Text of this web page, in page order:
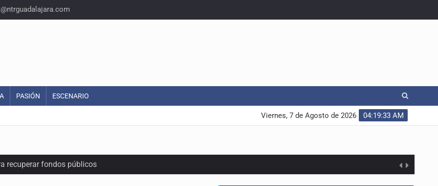
PASIÓN ESCENARIO
04:19:34 AM
Viernes, 7 de Agosto de 2026
recuperar fondos públicos